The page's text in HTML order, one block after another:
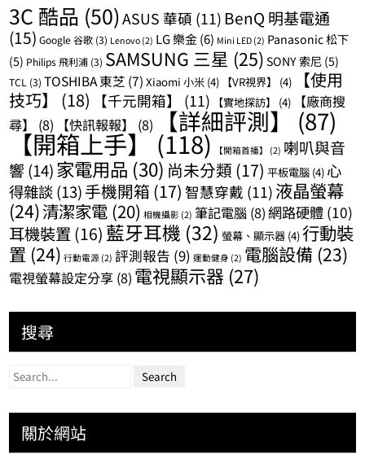
3C 酷品 (50)ASUS 華碩 (11) BenQ 明基電通
(15) Google 谷歌 (3) Lenovo (2) LG 樂金(6) Mini LED (2) Panasonic 松下
(5) Philips 飛利浦 (3) SAMSUNG 三星 (25) SONY 索尼 (5)
TCL (3) TOSHIBA 東芝 (7) Xiaomi 小米 (4) 【VR視界】 (4)
【使用
技巧】
(18) 【千元開箱】 (11) 【實地探訪】 (4)
【廠商搜
尋】
(8) 【快訊報報】 (8) 【詳細評測】 (87)
【開箱上手】(118) 【開箱首播】 (2) 喇叭與音
響 (14)家電用品 (30) 尚未分類 (17) 平板電腦 (4) 心
得雜談 (13)手機開箱 (17) 智慧穿戴 (11) 液晶螢幕
(24)清潔家電 (20) 相機攝影 (2) 筆記電腦 (8)網路硬體 (10)
耳機裝置 (16) 藍牙耳機 (32) 螢幕、顯示器 (4)行動裝
置 (24) 行動電源 (2) 評測報告 (9) 運動健身 (2) 電腦設備 (23)
電視螢幕設定分享 (8) 電視顯示器 (27)
搜尋
關於網站